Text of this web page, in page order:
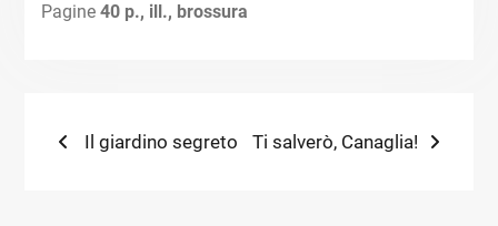
Pagine40 p., ill., brossura
Navigazione
Previous
Il giardino segreto
Next
Ti salverò, Canaglia!